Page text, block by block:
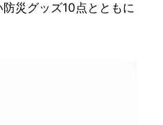
災グッズ10点とともに